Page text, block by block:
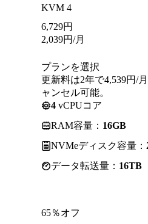
KVM 4
6,729円
2,039円/月
プランを選択
更新料は2年で4,539円/
ャンセル可能。
4 vCPUコア
RAM容量： 16GB
NVMeディスク容量：
データ転送量： 16TB
65％オフ